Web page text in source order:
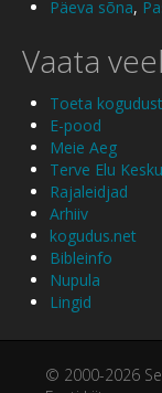
Päeva sõna,
Vaata veel
Toeta kogudust
E-pood
Meie Aeg
Terve Elu
Rajaleidjad
Arhiiv
kogudus.net
Bibleinfo
Nupula
Lingid
© 2000-2026